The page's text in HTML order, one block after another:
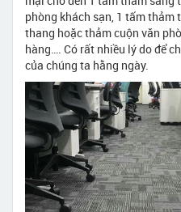
phòng khách sạn, 1 tấm thảm
thang hoặc thảm cuộn văn
hàng…. Có rất nhiều lý do để
của chúng ta hằng ngày.